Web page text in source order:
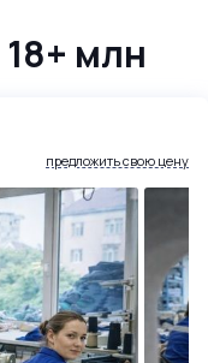
млн
предложить свою цену